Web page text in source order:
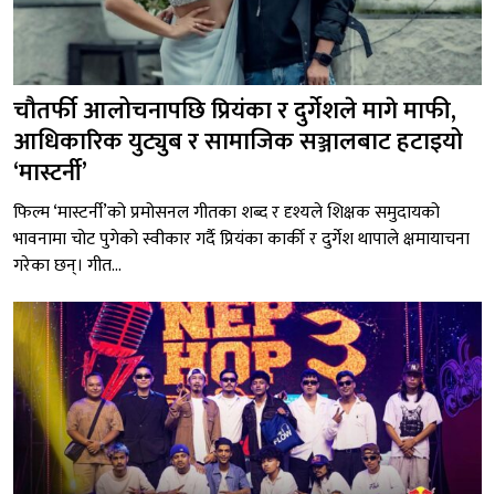
चौतर्फी आलोचनापछि प्रियंका र दुर्गेशले मागे माफी,
आधिकारिक युट्युब र सामाजिक सञ्जालबाट हटाइयो
‘मास्टर्नी’
फिल्म ‘मास्टर्नी’को प्रमोसनल गीतका शब्द र दृश्यले शिक्षक समुदायको
भावनामा चोट पुगेको स्वीकार गर्दै प्रियंका कार्की र दुर्गेश थापाले क्षमायाचना
गरेका छन्। गीत...